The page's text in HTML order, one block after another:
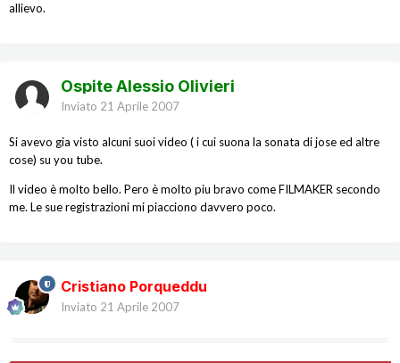
allievo.
Ospite Alessio Olivieri
Inviato 21 Aprile 2007
Si avevo gia visto alcuni suoi video ( i cui suona la sonata di jose ed altre
cose) su you tube.
Il video è molto bello. Pero è molto piu bravo come FILMAKER secondo
me. Le sue registrazioni mi piacciono davvero poco.
Cristiano Porqueddu
Inviato 21 Aprile 2007